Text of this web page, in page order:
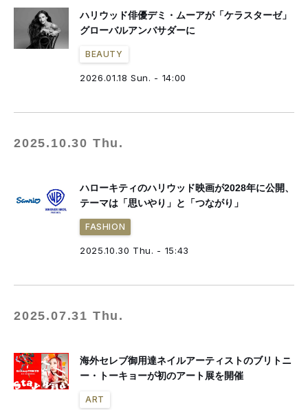
ハリウッド俳優デミ・ムーアが「ケラスターゼ」
グローバルアンバサダーに
BEAUTY
2026.01.18 Sun. - 14:00
2025.10.30 Thu.
ハローキティのハリウッド映画が2028年に公開、
テーマは「思いやり」と「つながり」
FASHION
2025.10.30 Thu. - 15:43
2025.07.31 Thu.
海外セレブ御用達ネイルアーティストのブリトニ
ー・トーキョーが初のアート展を開催
ART